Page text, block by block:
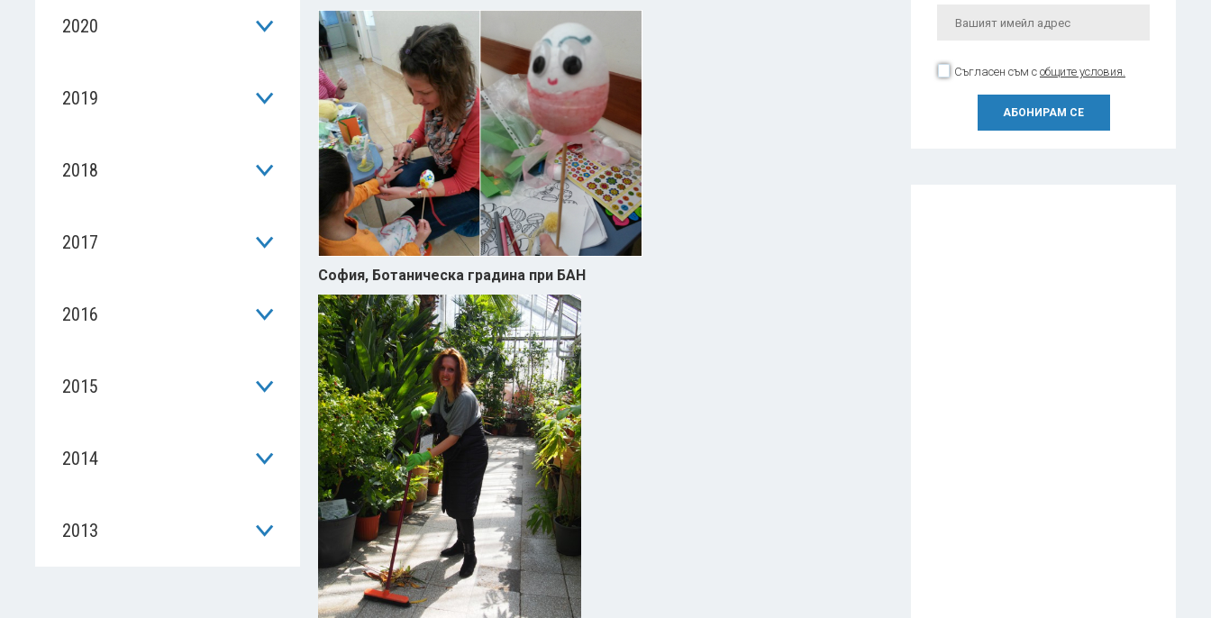
2020
2019
2018
2017
2016
2015
2014
2013
София, Ботаническа градина при БАН
Съгласен съм с общите условия.